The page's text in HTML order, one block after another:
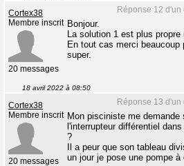
Réponse 12 d'un
Cortex38
Membre inscrit
20 messages
Bonjour.
La solution 1 est plus propre
En tout cas merci
super.
18 avril 2022 à 08:50
Réponse 13 d'un
Cortex38
Membre inscrit
20 messages
Mon pisciniste me
l'interrupteur différentiel
?
Il a peur que son tableau
un jour je pose une pompe à